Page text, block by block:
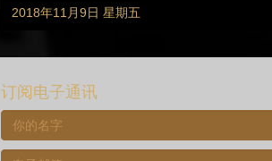
2018年11月9日 星期五
订阅电子通讯